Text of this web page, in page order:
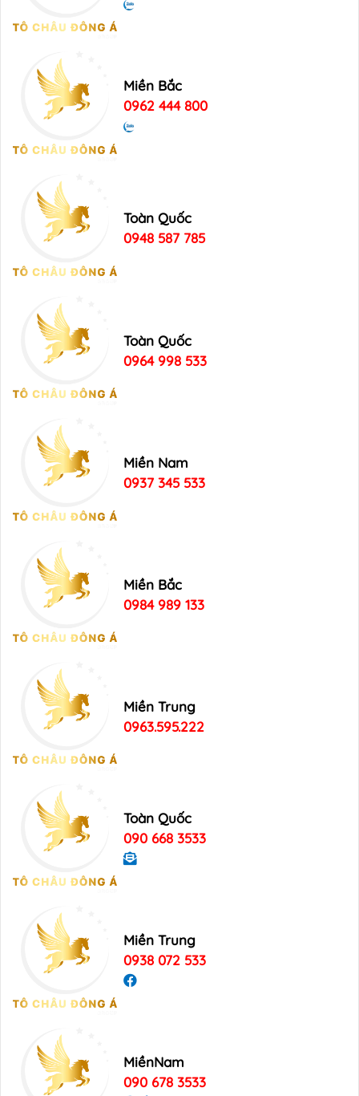
Miền Bắc
0962 444 800
Toàn Quốc
0948 587 785
Toàn Quốc
0964 998 533
Miền Nam
0937 345 533
Miền Bắc
0984 989 133
Miền Trung
0963.595.222
Toàn Quốc
090 668 3533
Miền Trung
0938 072 533
MiềnNam
090 678 3533